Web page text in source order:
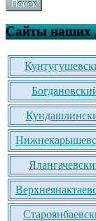
Поиск
Сайты наших